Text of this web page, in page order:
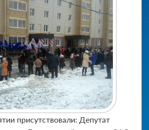
присутствовали: Депутат